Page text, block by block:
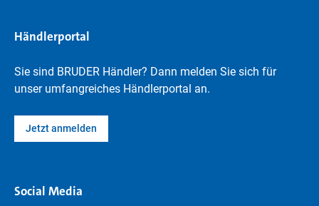
Händlerportal
Sie sind BRUDER Händler? Dann melden Sie sich für
unser umfangreiches Händlerportal an.
Jetzt anmelden
Social Media